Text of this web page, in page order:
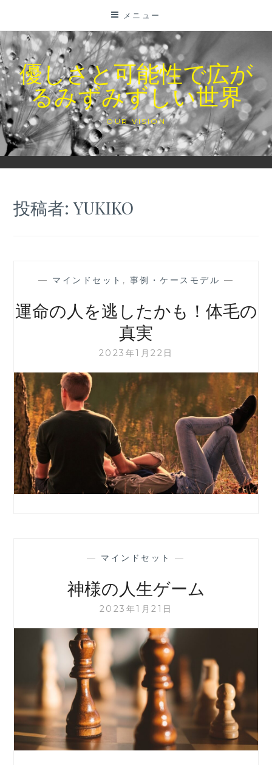
テ
ン
ツ
に
ス
キ
ッ
プ
メニュー
優しさと可能性で広が
るみずみずしい世界
OUR VISION
投稿者:YUKIKO
— マインドセット , 事例・ケースモデル —
運命の人を逃したかも！体毛の
真実
2023年1月22日
— マインドセット —
神様の人生ゲーム
2023年1月21日